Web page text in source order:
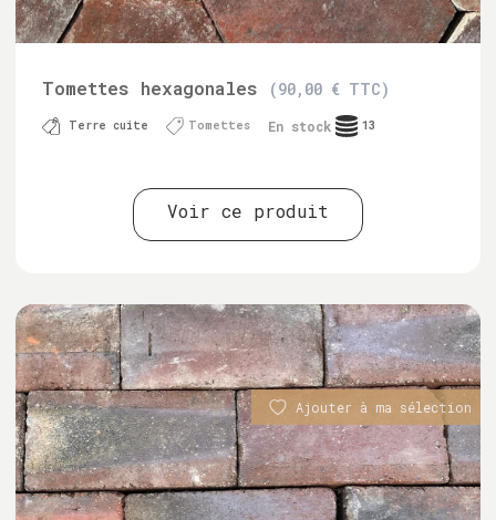
Tomettes hexagonales (90,00 € TTC)
Terre cuite Tomettes En stock 13
Voir ce produit
Ajouter à ma sélection